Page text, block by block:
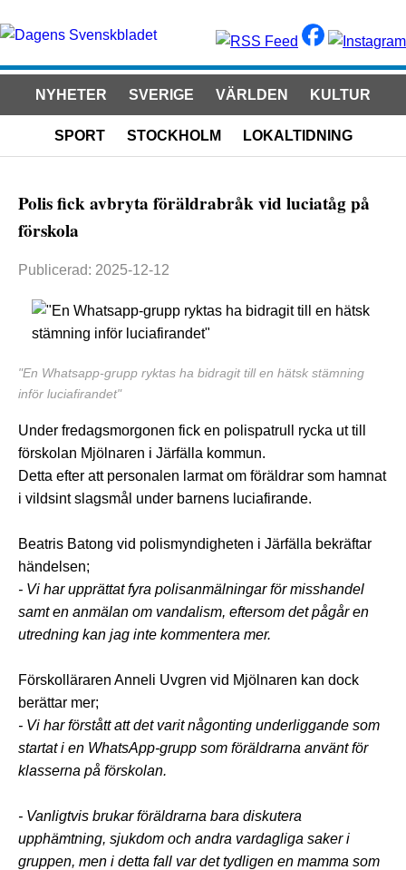
NYHETER SVERIGE VÄRLDEN KULTUR
SPORT STOCKHOLM LOKALTIDNING
Polis fick avbryta föräldrabråk vid luciatåg på
förskola
Publicerad: 2025-12-12
"En Whatsapp-grupp ryktas ha bidragit till en hätsk stämning
inför luciafirandet"
Under fredagsmorgonen fick en polispatrull rycka ut till
förskolan Mjölnaren i Järfälla kommun.
Detta efter att personalen larmat om föräldrar som hamnat
i vildsint slagsmål under barnens luciafirande.
Beatris Batong vid polismyndigheten i Järfälla bekräftar
händelsen;
- Vi har upprättat fyra polisanmälningar för misshandel
samt en anmälan om vandalism, eftersom det pågår en
utredning kan jag inte kommentera mer.
Förskolläraren Anneli Uvgren vid Mjölnaren kan dock
berättar mer;
- Vi har förstått att det varit någonting underliggande som
startat i en WhatsApp-grupp som föräldrarna använt för
klasserna på förskolan.
- Vanligtvis brukar föräldrarna bara diskutera
upphämtning, sjukdom och andra vardagliga saker i
gruppen, men i detta fall var det tydligen en mamma som